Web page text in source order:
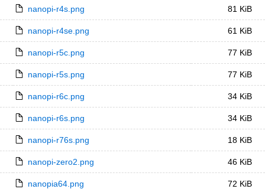
nanopi-r4s.png 81 KiB
nanopi-r4se.png 61 KiB
nanopi-r5c.png 77 KiB
nanopi-r5s.png 77 KiB
nanopi-r6c.png 34 KiB
nanopi-r6s.png 34 KiB
nanopi-r76s.png 18 KiB
nanopi-zero2.png 46 KiB
nanopia64.png 72 KiB